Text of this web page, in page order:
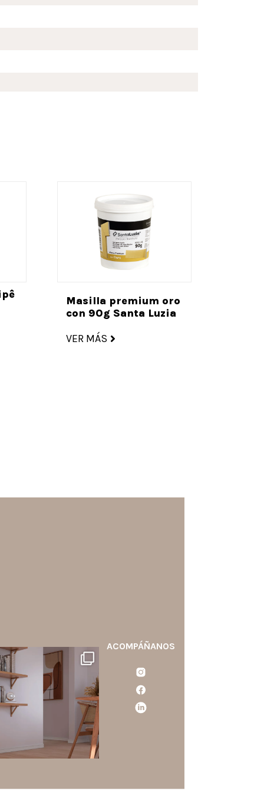
Masilla premium oro
con 90g Santa Luzia
VER MÁS
santaluzia.es
blanco, negro, gris, fendi
beige? La elección puede
cambiar por completo la
de un ambiente y
aportar aún más valor a tu
proyecto.
0
ACOMPÁÑANOS